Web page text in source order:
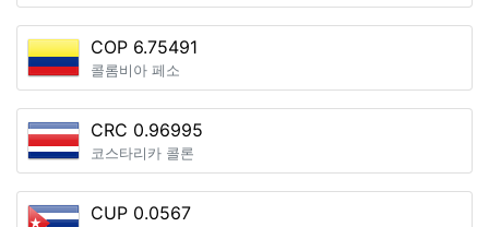
COP 6.75491
콜롬비아 페소
CRC 0.96995
코스타리카 콜론
CUP 0.0567